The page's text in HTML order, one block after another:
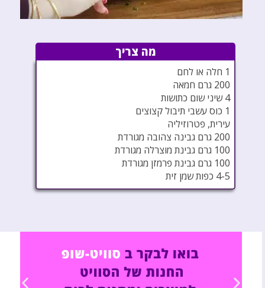
מה צריך
1 חלה או לחם
200 גרם חמאה
4 שיני שום כתושות
1 כוס עשבי תיבול קצוצים
עירית, פטרוזיליה
200 גרם גבינה צהובה מגורדת
100 גרם גבינת מוצרלה מגורדת
100 גרם גבינת פרמזן מגורדת
4-5 כפות שמן זית